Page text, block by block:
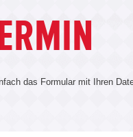
das Formular mit Ihren